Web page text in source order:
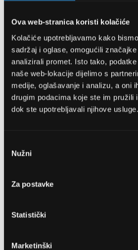
Ova web-stranica koristi kolačiće
Kolačiće upotrebljavamo kako
sadržaj i oglase, omogućili
analizirali promet. Isto tako,
naše web-lokacije dijelimo s
medije, oglašavanje i analizu, a oni
drugim podacima koje ste im pružili
dok ste upotrebljavali njihove usluge.
pristanka
Nužni
Za postavke
Statistički
Marketinški
OPTIKA NJEGO,